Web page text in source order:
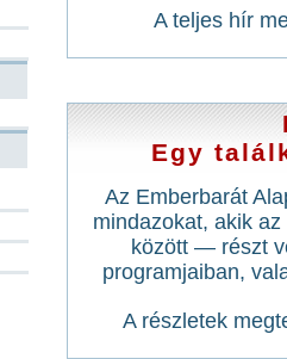
A teljes hír
Egy
Az Emberbarát
mindazokat, akik
között — részt
programjaiban,
A részletek